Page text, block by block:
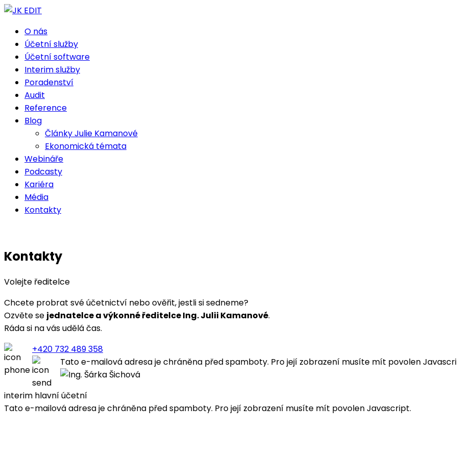
O nás
Účetní služby
Účetní software
Interim služby
Poradenství
Audit
Reference
Blog
Články Julie Kamanové
Ekonomická témata
Webináře
Podcasty
Kariéra
Média
Kontakty
Kontakty
Volejte ředitelce
Chcete probrat své účetnictví nebo ověřit, jestli si sedneme?
Ozvěte se jednatelce a výkonné ředitelce Ing. Julii Kamanové.
Ráda si na vás udělá čas.
+420 732 489 358
Tato e-mailová adresa je chráněna před spamboty. Pro její zobrazení musíte mít povolen
interim hlavní účetní
Tato e-mailová adresa je chráněna před spamboty. Pro její zobrazení musíte mít povolen Javascript.